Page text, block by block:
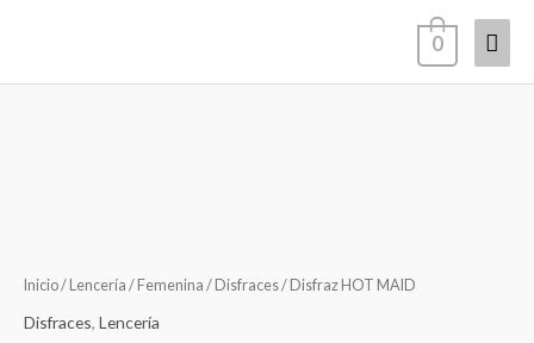
0
Inicio/ Lencería / Femenina / Disfraces/ Disfraz HOT MAID
Disfraces, Lencería